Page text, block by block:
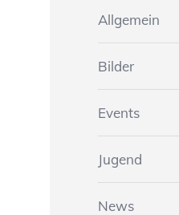
Allgemein
Bilder
Events
Jugend
News